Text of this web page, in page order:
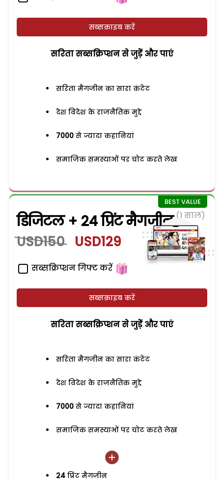
सब्सक्राइब करें
सरिता सब्सक्रिप्शन से जुड़ेें और पाएं
सरिता मैगजीन का सारा कंटेंट
देश विदेश के राजनैतिक मुद्दे
7000 से ज्यादा कहानियां
समाजिक समस्याओं पर चोट करते लेख
डिजिटल + 24 प्रिंट मैगजीन (1 साल)
USD150 USD129
सब्सक्रिप्शन गिफ्ट करें
सब्सक्राइब करें
सरिता सब्सक्रिप्शन से जुड़ेें और पाएं
सरिता मैगजीन का सारा कंटेंट
देश विदेश के राजनैतिक मुद्दे
7000 से ज्यादा कहानियां
समाजिक समस्याओं पर चोट करते लेख
24 प्रिंट मैगजीन